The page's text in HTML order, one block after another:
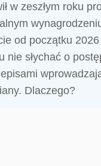
w zeszłym roku
od początku
nie słychać o
Dlaczego?